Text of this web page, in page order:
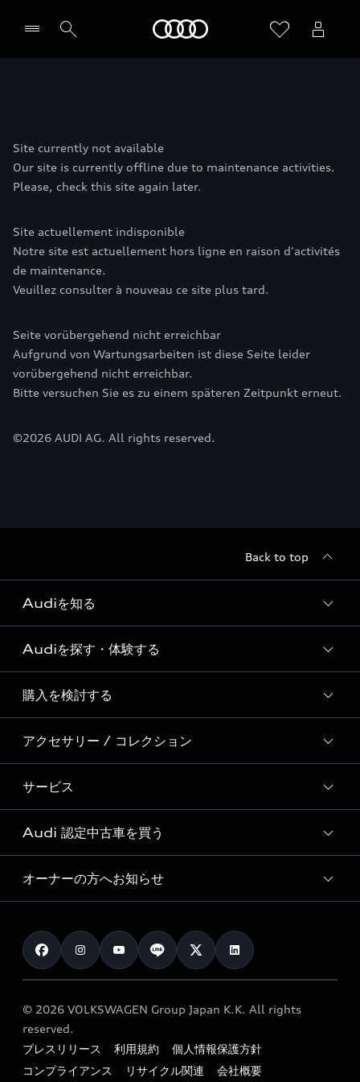
Audi
Site currently not available
Our site is currently offline due to maintenance activities.
Please, check this site again later.
Site actuellement indisponible
Notre site est actuellement hors ligne en raison d'activités
de maintenance.
Veuillez consulter à nouveau ce site plus tard.
Seite vorübergehend nicht erreichbar
Aufgrund von Wartungsarbeiten ist diese Seite leider
vorübergehend nicht erreichbar.
Bitte versuchen Sie es zu einem späteren Zeitpunkt erneut.
©2026 AUDI AG. All rights reserved.
Back to top
Audiを知る
Audi ブランド
Story of Progress
Audi Sport
Formula 1®
デジタルサービス
Audiを探す・体験する
ディーラー検索
新車在庫検索
試乗車・展示車検索
見積もり依頼
試乗予約
購入を検討する
モデル一覧
特別仕様モデル / 限定モデル
e-tronラインアップ
価格シミュレーション
車両比較
カタログ一覧
アクセサリー / コレクション
純正アクセサリー
オンラインショップ
Audi collection
アウディナビアプリ
サービス
サービス入庫予約
サービスプログラム
メンテナンス
車検 / 定期点検
e-tronアフターサポート
myAudi
Audi 認定中古車を買う
Audi認定中古車
クオリティ
保証
メンテナンス
24時間緊急サポート
ファイナンス
オーナーの方へお知らせ
お知らせ
オーナー様向けキャンペーン
特定整備適用車一覧
リサイクル法
© 2026 VOLKSWAGEN Group Japan K.K. All rights
reserved.
プレスリリース
利用規約
個人情報保護方針
コンプライアンス
リサイクル関連 会社概要